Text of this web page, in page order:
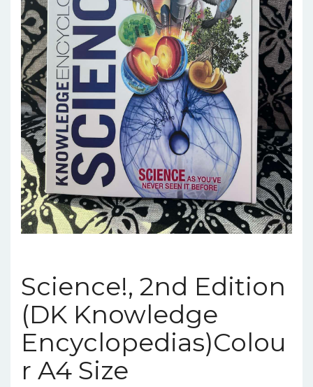
Science!, 2nd Edition
(DK Knowledge
Encyclopedias)Colou
r A4 Size